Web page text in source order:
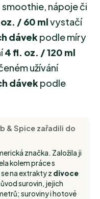
nápoje či
/ 60 mlvystačí
dávekpodle míry
4 fl. oz. / 120 ml
užívání
dávekpodle
& Spice zařadili do
značka. Založila ji
kolem práce s
na extrakty z divoce
surovin, jejich
suroviny i hotové